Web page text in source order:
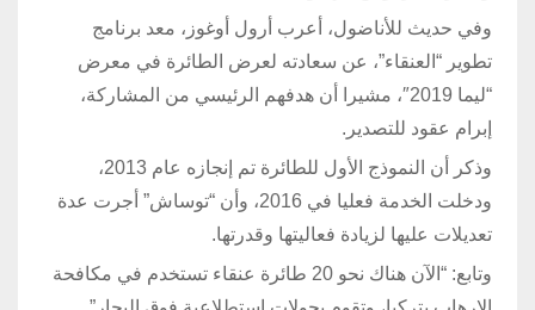
وفي حديث للأناضول، أعرب أرول أوغوز، معد برنامج
تطوير “العنقاء”، عن سعادته لعرض الطائرة في معرض
“ليما 2019″، مشيرا أن هدفهم الرئيسي من المشاركة،
إبرام عقود للتصدير.
وذكر أن النموذج الأول للطائرة تم إنجازه عام 2013،
ودخلت الخدمة فعليا في 2016، وأن “توساش” أجرت عدة
تعديلات عليها لزيادة فعاليتها وقدرتها.
وتابع: “الآن هناك نحو 20 طائرة عنقاء تستخدم في مكافحة